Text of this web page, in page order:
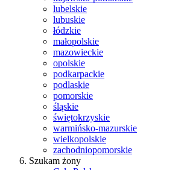
lubelskie
lubuskie
łódzkie
małopolskie
mazowieckie
opolskie
podkarpackie
podlaskie
pomorskie
śląskie
świętokrzyskie
warmińsko-mazurskie
wielkopolskie
zachodniopomorskie
Szukam żony